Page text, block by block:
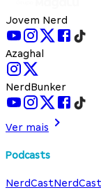
Jovem Nerd
Azaghal
NerdBunker
Ver mais
Podcasts
NerdCast